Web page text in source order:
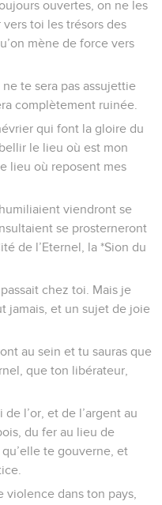
ouvertes, on ne les
toi les trésors des
mène de force vers
te sera pas assujettie
complètement ruinée.
qui font la gloire du
le lieu où est mon
lieu où reposent mes
viendront se
se prosterneront
de l’Eternel, la *Sion du
chez toi. Mais je
jamais, et un sujet de joie
au sein et tu sauras que
que ton libérateur,
l’or, et de l’argent au
du fer au lieu de
te gouverne, et
violence dans ton pays,